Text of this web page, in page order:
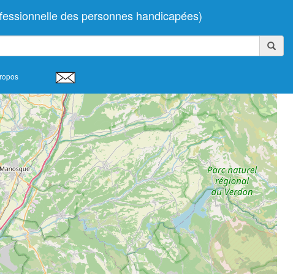
des personnes handicapées)